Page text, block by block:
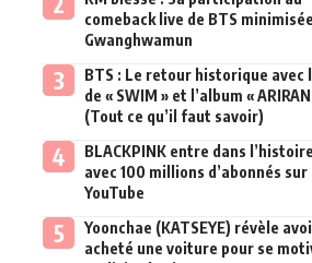
comeback live de BTS
Gwanghwamun
BTS : Le retour historique avec
de « SWIM » et l’album «
(Tout ce qu’il faut savoir)
BLACKPINK entre dans l’histoire
avec 100 millions d’abonnés sur
YouTube
Yoonchae (KATSEYE) révèle
acheté une voiture pour se